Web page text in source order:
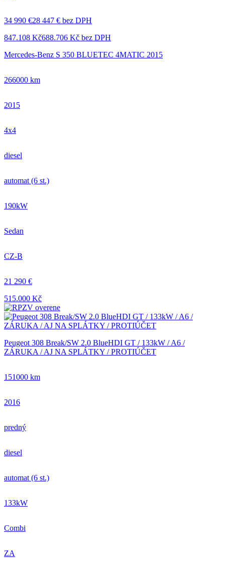
34 990 €28 447 € bez DPH
847.108 Kč688.706 Kč bez DPH
Mercedes-Benz S 350 BLUETEC 4MATIC 2015
266000 km
2015
4x4
diesel
automat (6 st.)
190kW
Sedan
CZ-B
21 290 €
515.000 Kč
Peugeot 308 Break/SW 2.0 BlueHDI GT / 133kW / A6 /
ZÁRUKA / AJ NA SPLÁTKY / PROTIÚČET
151000 km
2016
predný
diesel
automat (6 st.)
133kW
Combi
ZA